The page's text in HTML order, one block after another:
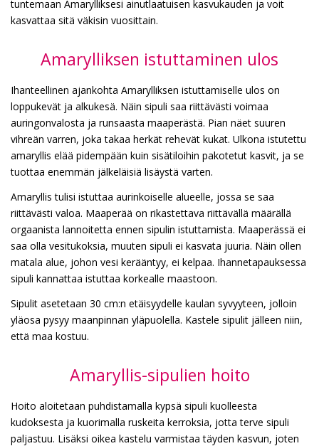
tuntemaan Amarylliksesi ainutlaatuisen kasvukauden ja voit
kasvattaa sitä väkisin vuosittain.
Amarylliksen istuttaminen ulos
Ihanteellinen ajankohta Amarylliksen istuttamiselle ulos on
loppukevät ja alkukesä. Näin sipuli saa riittävästi voimaa
auringonvalosta ja runsaasta maaperästä. Pian näet suuren
vihreän varren, joka takaa herkät rehevät kukat. Ulkona istutettu
amaryllis elää pidempään kuin sisätiloihin pakotetut kasvit, ja se
tuottaa enemmän jälkeläisiä lisäystä varten.
Amaryllis tulisi istuttaa aurinkoiselle alueelle, jossa se saa
riittävästi valoa. Maaperää on rikastettava riittävällä määrällä
orgaanista lannoitetta ennen sipulin istuttamista. Maaperässä ei
saa olla vesitukoksia, muuten sipuli ei kasvata juuria. Näin ollen
matala alue, johon vesi kerääntyy, ei kelpaa. Ihannetapauksessa
sipuli kannattaa istuttaa korkealle maastoon.
Sipulit asetetaan 30 cm:n etäisyydelle kaulan syvyyteen, jolloin
yläosa pysyy maanpinnan yläpuolella. Kastele sipulit jälleen niin,
että maa kostuu.
Amaryllis-sipulien hoito
Hoito aloitetaan puhdistamalla kypsä sipuli kuolleesta
kudoksesta ja kuorimalla ruskeita kerroksia, jotta terve sipuli
paljastuu. Lisäksi oikea kastelu varmistaa täyden kasvun, joten